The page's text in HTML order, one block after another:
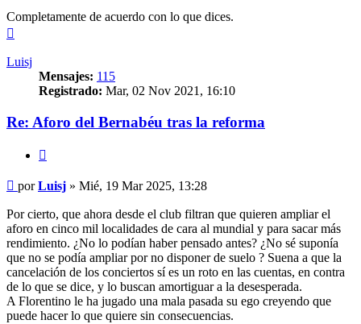
Completamente de acuerdo con lo que dices.
Luisj
Mensajes: 115
Registrado: Mar, 02 Nov 2021, 16:10
Re: Aforo del Bernabéu tras la reforma
Mensaje
porLuisj » Mié, 19 Mar 2025, 13:28
Por cierto, que ahora desde el club filtran que quieren ampliar el
aforo en cinco mil localidades de cara al mundial y para sacar más
rendimiento. ¿No lo podían haber pensado antes? ¿No sé suponía
que no se podía ampliar por no disponer de suelo ? Suena a que la
cancelación de los conciertos sí es un roto en las cuentas, en contra
de lo que se dice, y lo buscan amortiguar a la desesperada.
A Florentino le ha jugado una mala pasada su ego creyendo que
puede hacer lo que quiere sin consecuencias.